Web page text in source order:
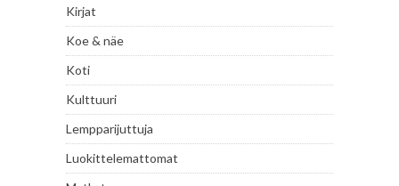
Kirjat
Koe & näe
Koti
Kulttuuri
Lempparijuttuja
Luokittelemattomat